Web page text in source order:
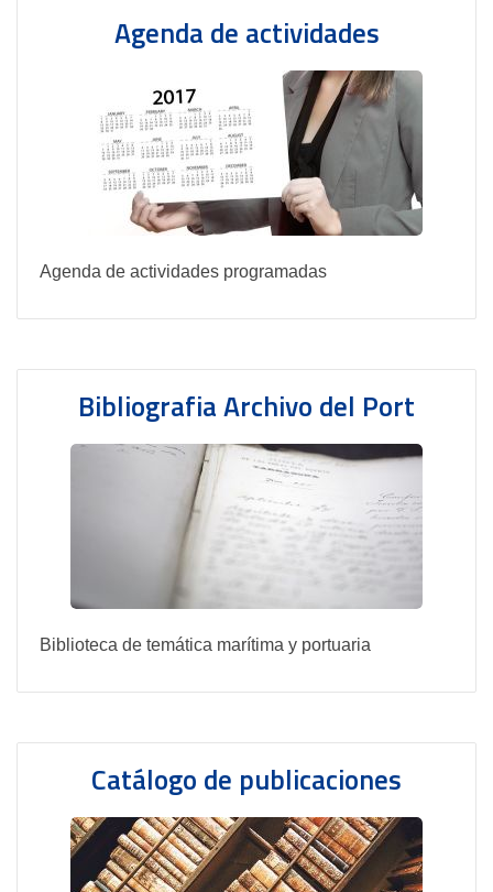
Agenda de actividades
Agenda de actividades programadas
Bibliografia Archivo del Port
Biblioteca de temática marítima y portuaria
Catálogo de publicaciones